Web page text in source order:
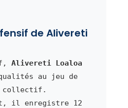
de Alivereti
Alivereti Loaloa
au jeu de
collectif.
il enregistre 12